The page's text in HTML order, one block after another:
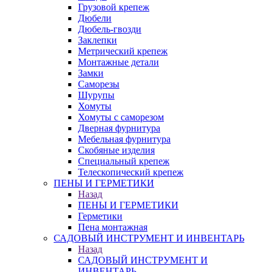
Грузовой крепеж
Дюбели
Дюбель-гвозди
Заклепки
Метрический крепеж
Монтажные детали
Замки
Саморезы
Шурупы
Хомуты
Хомуты с саморезом
Дверная фурнитура
Мебельная фурнитура
Скобяные изделия
Специальный крепеж
Телескопический крепеж
ПЕНЫ И ГЕРМЕТИКИ
Назад
ПЕНЫ И ГЕРМЕТИКИ
Герметики
Пена монтажная
САДОВЫЙ ИНСТРУМЕНТ И ИНВЕНТАРЬ
Назад
САДОВЫЙ ИНСТРУМЕНТ И